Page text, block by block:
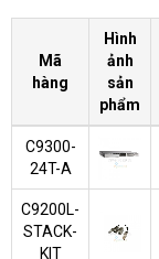
Mã
hàng
Hình
ảnh
sản
phẩm
C9300-
24T-A
C9200L-
STACK-
KIT